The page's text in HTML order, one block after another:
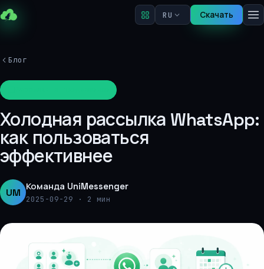
RU Скачать
Блог
Холодная рассылка WhatsApp:
как пользоваться
эффективнее
UM Команда UniMessenger
2025-09-29 · 2 мин